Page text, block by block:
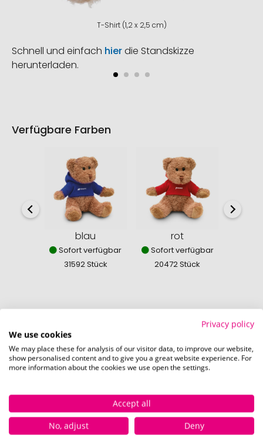
T-Shirt (1,2 x 2,5 cm)
Schnell und einfach hierdie Standskizze
herunterladen.
Verfügbare Farben
blau
Sofort verfügbar
31592 Stück
rot
Sofort verfügbar
20472 Stück
So einfach bestellen Sie Ihre Werbeartikel bei
Pinkcube
Privacy policy
We use cookies
We may place these for analysis of our visitor data, to improve our website,
show personalised content and to give you a great website experience. For
more information about the cookies we use open the settings.
Accept all
No, adjust
Deny